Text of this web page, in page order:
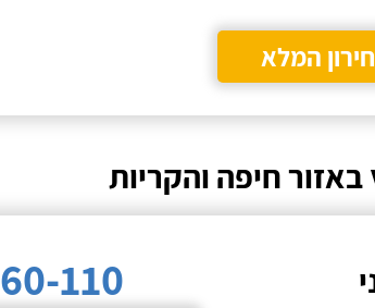
המלא
חיפה והקריות
60-110